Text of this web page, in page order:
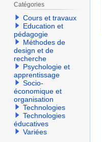
Catégories
Cours et travaux
Education et
pédagogie
Méthodes de
design et de
recherche
Psychologie et
apprentissage
Socio-
économique et
organisation
Technologies
Technologies
éducatives
Variées